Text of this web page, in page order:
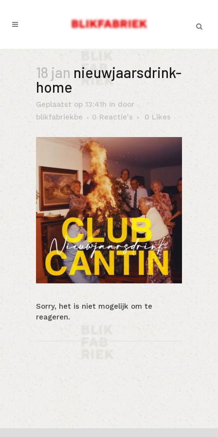
18 jan nieuwjaarsdrink-
home
Geplaatst op 13:41h in door
blikfabriekbe
0 Reactie's 0 Likes
Sorry, het is niet mogelijk om te
reageren.